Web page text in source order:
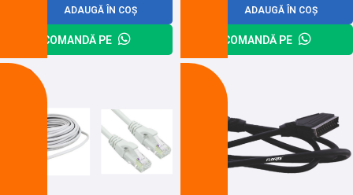
ADAUGĂ ÎN COȘ
COMANDĂ PE
ADAUGĂ ÎN COȘ
COMANDĂ PE